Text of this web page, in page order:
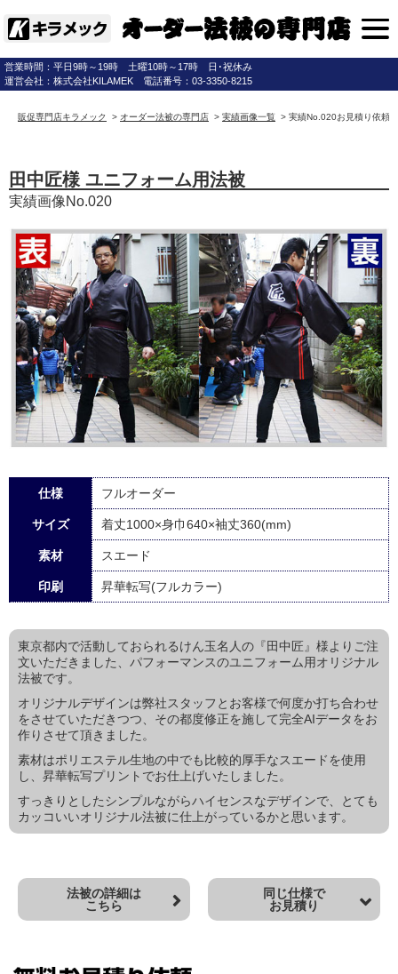
営業時間：平日9時～19時 土曜10時～17時 日･祝休み
運営会社：株式会社KILAMEK 電話番号：03-3350-8215
販促専門店キラメック > オーダー法被の専門店 > 実績画像一覧 > 実績No.020お見積り依頼(
田中匠様 ユニフォーム用法被
実績画像No.020
仕様 フルオーダー
サイズ 着丈1000×身巾640×袖丈360(mm)
素材 スエード
印刷 昇華転写(フルカラー)
東京都内で活動しておられるけん玉名人の『田中匠』様よりご注
文いただきました、パフォーマンスのユニフォーム用オリジナル
法被です。
オリジナルデザインは弊社スタッフとお客様で何度か打ち合わせ
をさせていただきつつ、その都度修正を施して完全AIデータをお
作りさせて頂きました。
素材はポリエステル生地の中でも比較的厚手なスエードを使用
し、昇華転写プリントでお仕上げいたしました。
すっきりとしたシンプルながらハイセンスなデザインで、とても
カッコいいオリジナル法被に仕上がっているかと思います。
法被の詳細は
こちら
同じ仕様で
お見積り